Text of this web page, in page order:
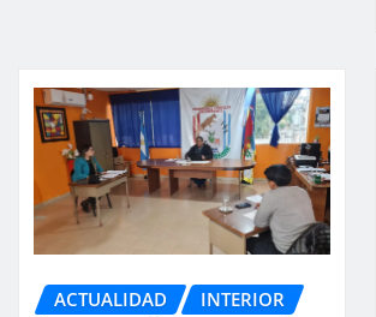
ACTUALIDAD
INTERIOR